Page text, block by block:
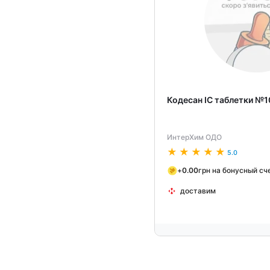
Кодесан IC таблетки
ИнтерХим ОДО
5.0
+0.00грн на бонусный
доставим